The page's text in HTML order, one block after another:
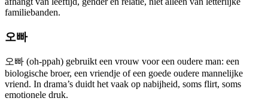
familiebanden.
오빠
오빠 (oh-ppah) gebruikt een vrouw voor een oudere man: een
biologische broer, een vriendje of een goede oudere mannelijke
vriend. In drama’s duidt het vaak op nabijheid, soms flirt, soms
emotionele druk.